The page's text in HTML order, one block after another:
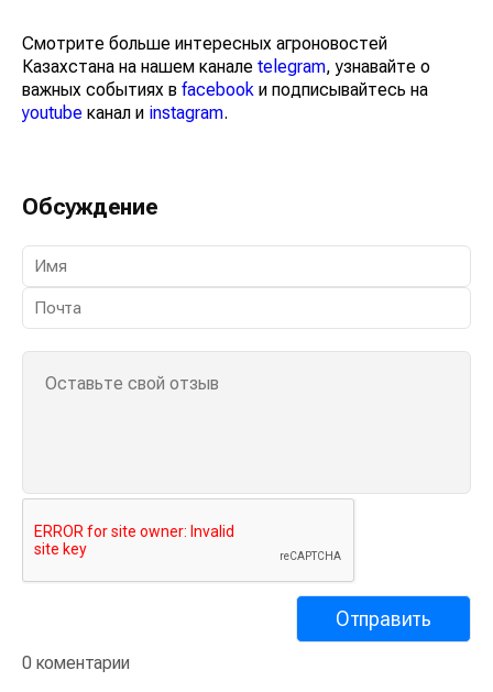
Смотрите больше интересных агроновостей
Казахстана на нашем канале telegram, узнавайте о
важных событиях в facebook и подписывайтесь на
youtube канал и instagram.
Обсуждение
0 коментарии